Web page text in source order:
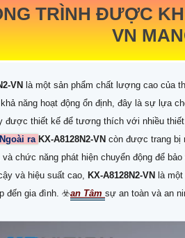
TRÌNH ĐƯỢC
VN
VN là một sản phẩm chất lượng cao của
năng hoạt động ổn định, đây là sự lựa
được thiết kế để tương thích với nhiều
Ngoài ra KX-A8128N2-VN còn được trang bị
chức năng phát hiện chuyển động để bảo
và hiệu suất cao, KX-A8128N2-VN là
đến gia đình. ☣️an Tâm sự an toàn và an